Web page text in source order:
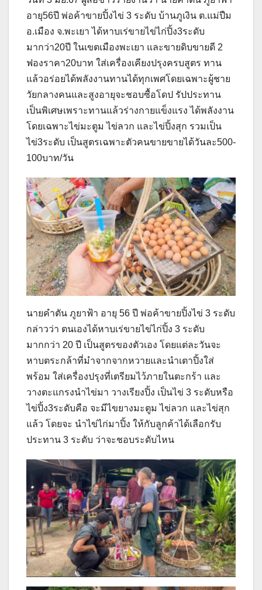
อายุ56ปี พ่อค้าขายปิ้งไข่ 3 ระดับ บ้านภูเงิน ต.แม่ปืม
อ.เมือง จ.พะเยา ได้หาบเร่ขายไข่ไก่ปิ้ง3ระดับ
มากว่า20ปี ในเขตเมืองพะเยา และขายดิบขายดี 2
ฟองราคา20บาท ใส่เครื่องเคียงปรุงครบสูตร ทาน
แล้วอร่อยได้พลังงานทานได้ทุกเพศโดยเฉพาะผู้ชาย
วัยกลางคนและสูงอายุจะชอบซื้อโดป รัปประทาน
เป็นพิเศษเพราะทานแล้วร่างกายแข็งแรง ได้พลังงาน
โดยเฉพาะไข่มะตูม ไข่ลวก และไข่ปิ้งสุก รวมเป็น
ไข่3ระดับ เป็นสูตรเฉพาะตัวคนขายขายได้วันละ500-
100บาท/วัน
นายคำตัน ภูยาฟ้า อายุ 56 ปี พ่อค้าขายปิ้งไข่ 3 ระดับ
กล่าวว่า ตนเองได้หาบเร่ขายไข่ไก่ปิ้ง 3 ระดับ
มากกว่า 20 ปี เป็นสูตรของตัวเอง โดยแต่ละวันจะ
หาบตระกล้าที่มำจากจากหวายและนำเตาปิ้งใส่
พร้อม ใส่เครื่องปรุงที่เตรียมไว้ภายในตะกร้า และ
วางตะแกรงนำไข่มา วางเรียงปิ้ง เป็นไข่ 3 ระดับหรือ
ไข่ปิ้ง3ระดับคือ จะมีไขยางมะตูม ไข่ลวก และไข่สุก
แล้ว โดยจะ นำไข่ไก่มาปิ้ง ให้กับลูกค้าได้เลือกรับ
ประทาน 3 ระดับ ว่าจะชอบระดับไหน